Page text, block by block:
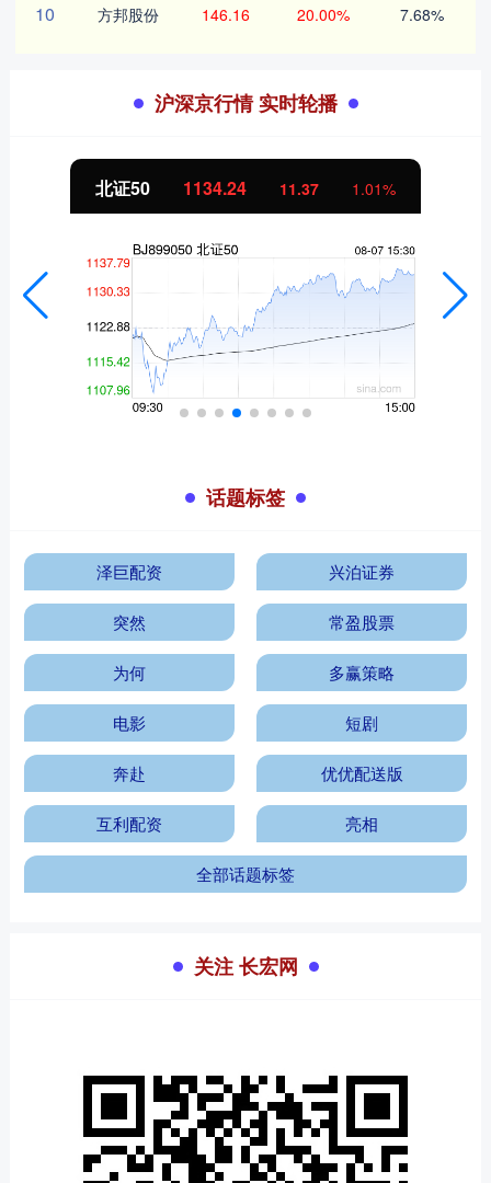
10 方邦股份 146.16 20.00% 7.68%
沪深京行情 实时轮播
北证50 1134.24 11.37 1.01%
话题标签
泽巨配资 兴泊证券
突然 常盈股票
为何 多赢策略
电影 短剧
奔赴 优优配送版
互利配资 亮相
全部话题标签
关注 长宏网